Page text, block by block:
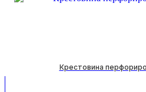
Крестовина